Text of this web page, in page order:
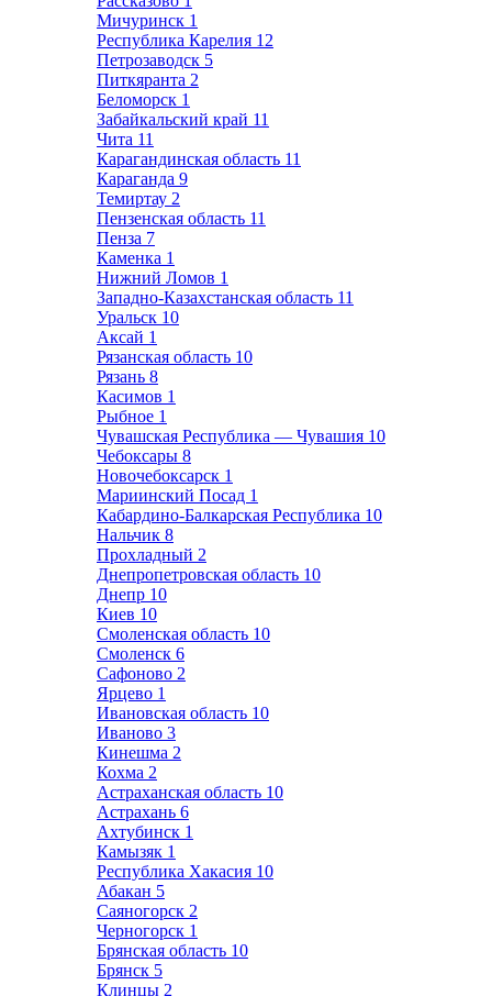
Мичуринск 1
Республика Карелия 12
Петрозаводск 5
Питкяранта 2
Беломорск 1
Забайкальский край 11
Чита 11
Карагандинская область 11
Караганда 9
Темиртау 2
Пензенская область 11
Пенза 7
Каменка 1
Нижний Ломов 1
Западно-Казахстанская область 11
Уральск 10
Аксай 1
Рязанская область 10
Рязань 8
Касимов 1
Рыбное 1
Чувашская Республика — Чувашия 10
Чебоксары 8
Новочебоксарск 1
Мариинский Посад 1
Кабардино-Балкарская Республика 10
Нальчик 8
Прохладный 2
Днепропетровская область 10
Днепр 10
Киев 10
Смоленская область 10
Смоленск 6
Сафоново 2
Ярцево 1
Ивановская область 10
Иваново 3
Кинешма 2
Кохма 2
Астраханская область 10
Астрахань 6
Ахтубинск 1
Камызяк 1
Республика Хакасия 10
Абакан 5
Саяногорск 2
Черногорск 1
Брянская область 10
Брянск 5
Клинцы 2